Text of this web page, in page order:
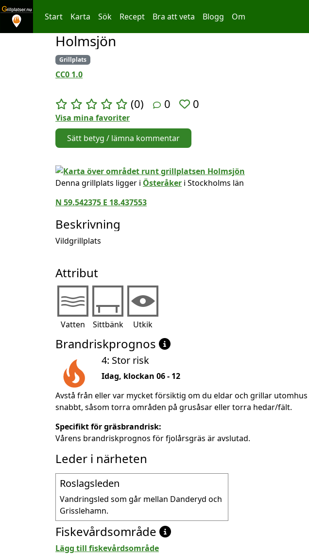
Hoppa till innehållet
Start Karta Sök Recept Bra att veta Blogg Om
Holmsjön
Grillplats
CC0 1.0
(0) 0 0
Visa mina favoriter
Sätt betyg / lämna kommentar
Denna grillplats ligger i Österåker i Stockholms län
N 59.542375 E 18.437553
Beskrivning
Vildgrillplats
Attribut
Vatten Sittbänk Utkik
Brandriskprognos
4: Stor risk
Idag, klockan 06 - 12
Avstå från eller var mycket försiktig om du eldar och grillar
snabbt, såsom torra områden på grusåsar eller torra hedar/fält.
Specifikt för gräsbrandrisk:
Vårens brandriskprognos för fjolårsgräs är avslutad.
Leder i närheten
Roslagsleden
Vandringsled som går mellan Danderyd och
Grisslehamn.
Fiskevårdsområde
Lägg till fiskevårdsområde